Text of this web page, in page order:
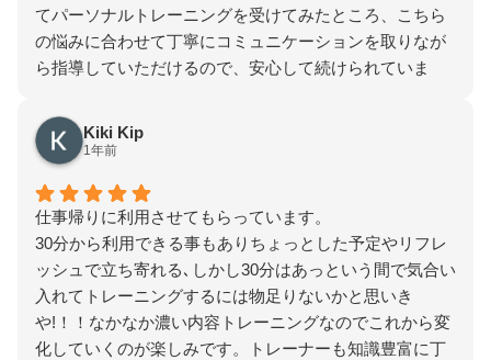
てパーソナルトレーニングを受けてみたところ、こちら
の悩みに合わせて丁寧にコミュニケーションを取りなが
ら指導していただけるので、安心して続けられていま
果的に時間もお金も無駄がなくなると思います。男性ト
レーナーもいるので、男性でも気負わず通えるのが嬉し
Kiki Kip
1年前
仕事帰りに利用させてもらっています。
30分から利用できる事もありちょっとした予定やリフレ
ッシュで立ち寄れる､しかし30分はあっという間で気合い
入れてトレーニングするには物足りないかと思いき
や!！！なかなか濃い内容トレーニングなのでこれから変
化していくのが楽しみです。トレーナーも知識豊富に丁